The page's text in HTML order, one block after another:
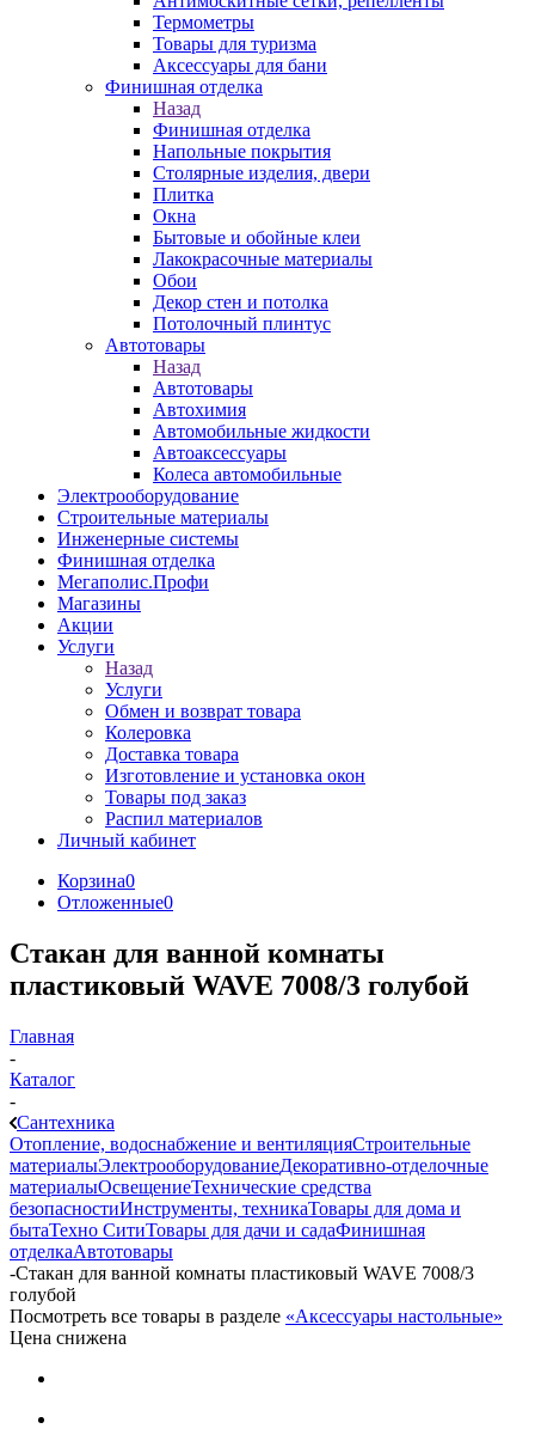
Термометры
Товары для туризма
Аксессуары для бани
Финишная отделка
Назад
Финишная отделка
Напольные покрытия
Столярные изделия, двери
Плитка
Окна
Бытовые и обойные клеи
Лакокрасочные материалы
Обои
Декор стен и потолка
Потолочный плинтус
Автотовары
Назад
Автотовары
Автохимия
Автомобильные жидкости
Автоаксессуары
Колеса автомобильные
Электрооборудование
Строительные материалы
Инженерные системы
Финишная отделка
Мегаполис.Профи
Магазины
Акции
Услуги
Назад
Услуги
Обмен и возврат товара
Колеровка
Доставка товара
Изготовление и установка окон
Товары под заказ
Распил материалов
Личный кабинет
Корзина0
Отложенные0
Стакан для ванной комнаты
пластиковый WAVE 7008/3 голубой
Главная
-
Каталог
-
Сантехника
Отопление, водоснабжение и вентиляцияСтроительные
материалыЭлектрооборудованиеДекоративно-отделочные
материалыОсвещениеТехнические средства
безопасностиИнструменты, техникаТовары для дома и
бытаТехно СитиТовары для дачи и садаФинишная
отделкаАвтотовары
-Стакан для ванной комнаты пластиковый WAVE 7008/3
голубой
Посмотреть все товары в разделе «Аксессуары настольные»
Цена снижена